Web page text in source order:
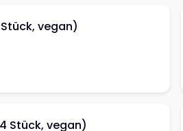
vegan)
Stück, vegan)